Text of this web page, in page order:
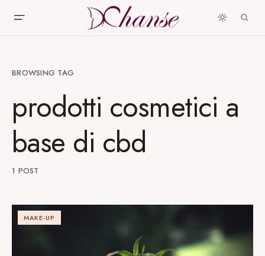
BROWSING TAG
prodotti cosmetici a
base di cbd
1 POST
MAKE-UP